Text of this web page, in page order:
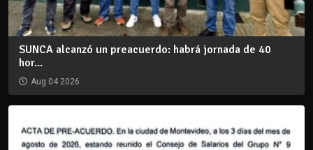
SUNCA alcanzó un preacuerdo: habrá jornada de 40
hor...
Aug 04 2026